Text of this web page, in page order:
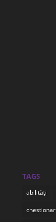
TAGS
abilități
chestionar